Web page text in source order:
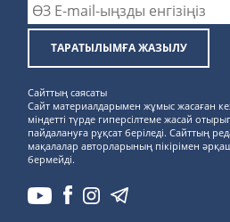
ТАРАТЫЛЫМҒА ЖАЗЫЛУ
Сайттың саясаты
Сайт материалдарымен жұмыс жасаған
міндетті түрде гиперсілтеме жасай
пайдалануға рұқсат беріледі. Сайттың
мақалалар авторларының пікірімен
бермейді.